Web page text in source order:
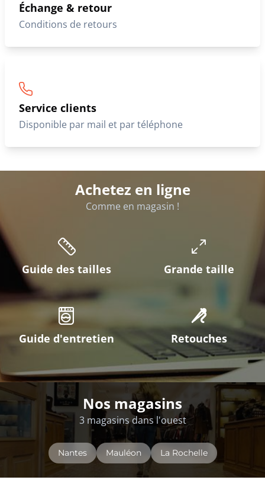
Échange & retour
Conditions de retours
Service clients
Disponible par mail et par téléphone
Achetez en ligne
Comme en magasin !
Guide des tailles Grande taille
Guide d'entretien Retouches
Nos magasins
3 magasins dans l'ouest
Nantes Mauléon La Rochelle